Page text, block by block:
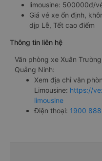
limousine: 500000đ/
Giá vé xe ổn định,
dịp Lễ, Tết cao điểm
Thông tin liên hệ
Văn phòng xe Xuân
Quảng Ninh:
Xem địa chỉ văn
Limousine: https://
limousine
Điện thoại: 1900